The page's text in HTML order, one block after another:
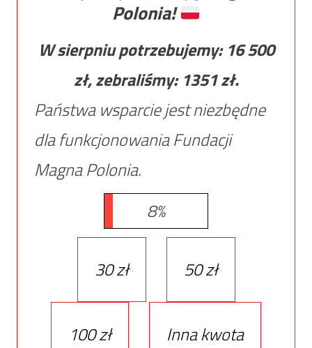
Polonia!
W sierpniu potrzebujemy: 16 500
zł, zebraliśmy: 1351zł.
Państwa wsparcie jest niezbędne
dla funkcjonowania Fundacji
Magna Polonia.
8%
30 zł 50 zł
100 zł
Inna kwota